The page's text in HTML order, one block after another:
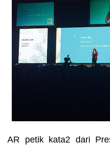
AR petik kata2 dari